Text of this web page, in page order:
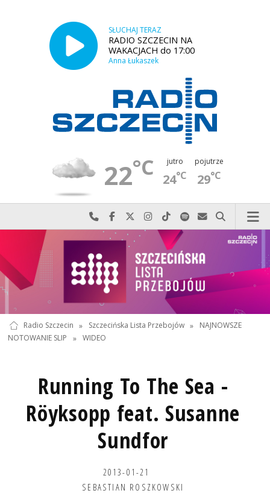
SŁUCHAJ TERAZ
RADIO SZCZECIN NA
WAKACJACH do 17:00
Anna Łukaszek
22°C jutro
24°C
pojutrze
29°C
Najlepiej po prostu do nas zadzwoń
Odwiedź nas na Facebook-u
Odwiedź nas na X
Odwiedź nas na Instagram-ie
Odwiedź nas na TikTok-u
Szukaj nas na Spotify
Wyślij do nas
Szukaj
Radio Szczecin » Szczecińska Lista Przebojów »
NAJNOWSZE
NOTOWANIE SLIP
» WIDEO
Running To The Sea -
Röyksopp feat. Susanne
Sundfor
2013-01-21
SEBASTIAN ROSZKOWSKI